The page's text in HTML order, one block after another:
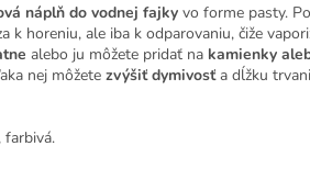
náplň do vodnej fajky vo forme pasty.
k horeniu, ale iba k odparovaniu, čiže
alebo ju môžete pridať na kamienky
nej môžete zvýšiť dymivosťa dĺžku
farbivá.